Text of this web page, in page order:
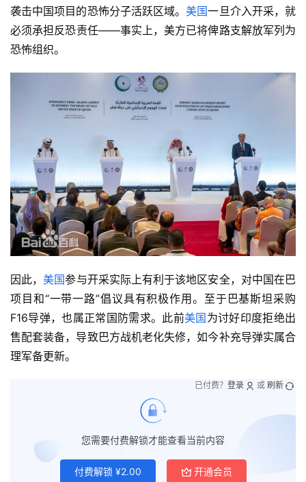
袭击中国项目的恐怖分子活跃区域。美国一旦介入开采，就
必须承担反恐责任——事实上，美方已将俾路支解放军列为
恐怖组织。
因此，美国参与开采实际上有利于该地区安全，对中国在巴
项目和“一带一路”倡议具有积极作用。至于巴基斯坦采购
F16导弹，也属正常国防需求。此前美国 为讨好印度拒绝出
售配套装备，导致巴方战机老化失修，如今补充导弹实属合
理军备更新。
您需要付费解锁才能查看当前内容
付费解锁 ¥2.00 开通会员
已付费？ 登录 或 刷新